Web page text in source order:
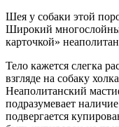
Шея у собаки этой
Широкий
карточкой»
Тело кажется слегка
взгляде на собаку
Неаполитанский
подразумевает
подвергается